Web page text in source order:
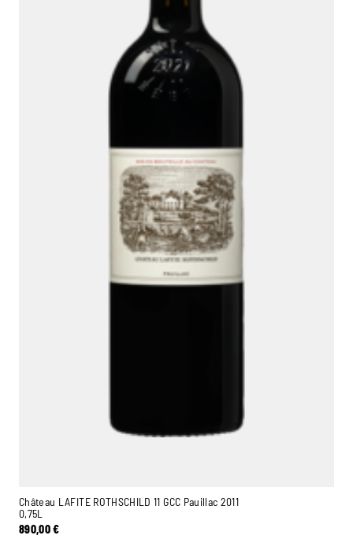
Château LAFITE ROTHSCHILD 11 GCC Pauillac 2011
0,75L
890,00€